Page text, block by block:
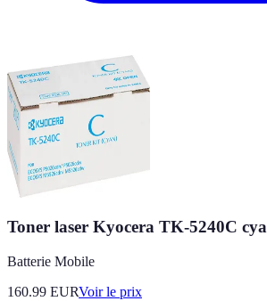
Toner laser Kyocera TK-5240C
Batterie Mobile
160.99 EURVoir le prix